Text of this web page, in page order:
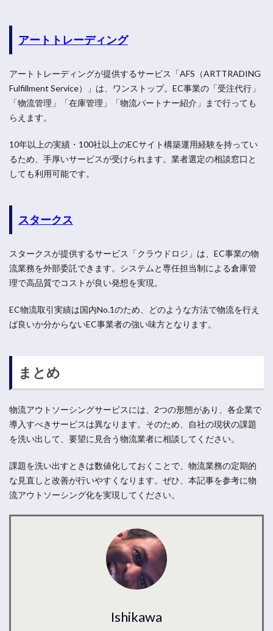
アートトレーディング
アートトレーディングが提供するサービス「AFS（ARTTRADING
Fulfillment Service）」は、ワンストップ。EC事業の「受注代行」
「物流管理」「在庫管理」「物流パートナー紹介」まで行っても
らえます。
10年以上の実績・100社以上のECサイト構築運用経験を持ってい
るため、手厚いサービスが受けられます。業者選定の相談窓口と
しても利用可能です。
スタークス
スタークスが提供するサービス「クラウドロジ」は、EC事業の物
流業務を外部委託できます。システムと専任担当制による倉庫管
理で高品質でコストが良い発想を実現。
EC物流取引実績は国内No.1のため、どのような方法で物流を行え
ば良いか分からないEC事業者の強い味方となります。
まとめ
物流アウトソーシングサービスには、2つの形態があり、各企業で
導入すべきサービスは異なります。そのため、自社の現状の課題
を洗い出して、要望に見合う物流業者に相談してください。
課題を洗い出すときは数値化しておくことで、物流業務の定期的
な見直しと改善が行いやすくなります。ぜひ、本記事を参考に物
流アウトソーシング化を実現してください。
Ishikawa